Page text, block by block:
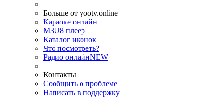
Больше от yootv.online
Караоке онлайн
M3U8 плеер
Каталог иконок
Что посмотреть?
Радио онлайнNEW
Контакты
Сообщить о проблеме
Написать в поддержку